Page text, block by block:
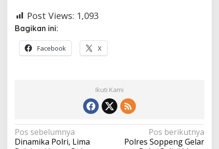
Post Views: 1,093
Bagikan ini:
Facebook X
Ikuti Kami
Navigasi
Pos sebelumnya
Dinamika Polri, Lima
Pos berikutnya
Polres Soppeng Gelar